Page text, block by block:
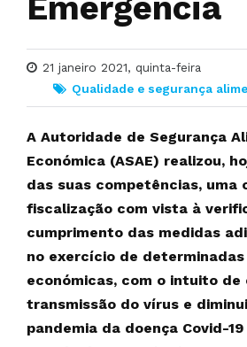
21 janeiro 2021, quinta-feira
Qualidade e segurança
A Autoridade de Segurança
Económica (ASAE) realizou,
das suas competências, uma
fiscalização com vista à
cumprimento das medidas
no exercício de
económicas, com o intuito de
transmissão do vírus e
pandemia da doença Covid-